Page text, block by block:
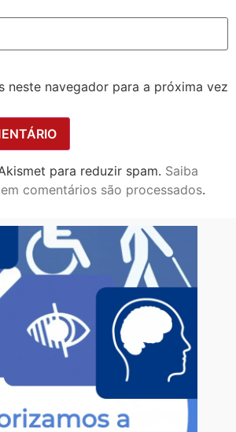
neste navegador para a próxima vez
para reduzir spam. Saiba
comentários são processados.